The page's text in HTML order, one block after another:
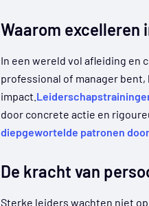
Waarom excelleren
In een wereld vol afleiding en
professional of manager
impact.
door concrete actie en
diepgewortelde patronen
De kracht van
Sterke leiders wachten niet